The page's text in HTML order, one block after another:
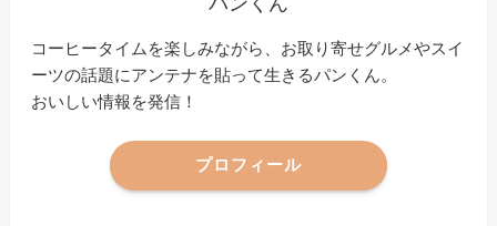
コーヒータイムを楽しみながら、お取り寄せグルメやスイ
ーツの話題にアンテナを貼って生きるパンくん。
おいしい情報を発信！
プロフィール